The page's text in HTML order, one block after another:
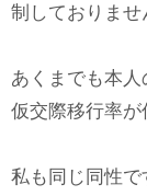
制しておりませ
あくまでも本
仮交際移行率が
私も同じ同性